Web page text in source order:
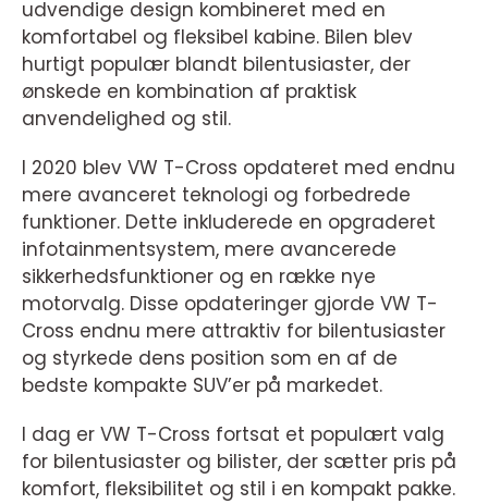
udvendige design kombineret med en
komfortabel og fleksibel kabine. Bilen blev
hurtigt populær blandt bilentusiaster, der
ønskede en kombination af praktisk
anvendelighed og stil.
I 2020 blev VW T-Cross opdateret med endnu
mere avanceret teknologi og forbedrede
funktioner. Dette inkluderede en opgraderet
infotainmentsystem, mere avancerede
sikkerhedsfunktioner og en række nye
motorvalg. Disse opdateringer gjorde VW T-
Cross endnu mere attraktiv for bilentusiaster
og styrkede dens position som en af de
bedste kompakte SUV’er på markedet.
I dag er VW T-Cross fortsat et populært valg
for bilentusiaster og bilister, der sætter pris på
komfort, fleksibilitet og stil i en kompakt pakke.